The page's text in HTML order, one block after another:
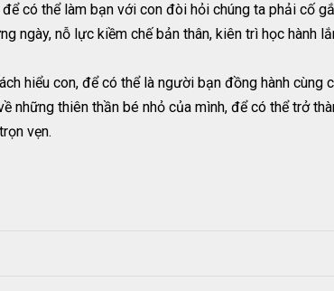
có thể làm bạn với con đòi hỏi chúng ta phải cố
ngày, nỗ lực kiềm chế bản thân, kiên trì học hành
hiểu con, để có thể là người bạn đồng hành cùng
những thiên thần bé nhỏ của mình, để có thể trở
vẹn.